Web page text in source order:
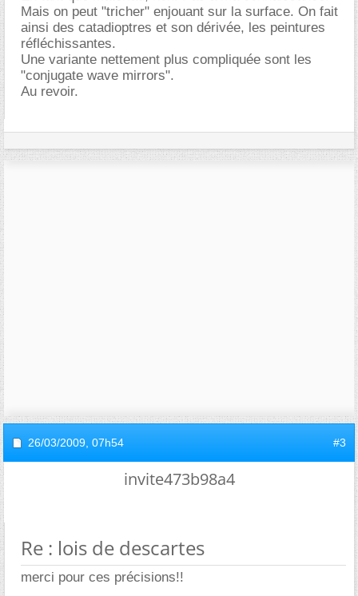
Mais on peut "tricher" enjouant sur la surface. On fait
ainsi des catadioptres et son dérivée, les peintures
réfléchissantes.
Une variante nettement plus compliquée sont les
"conjugate wave mirrors".
Au revoir.
26/03/2009, 07h54 #3
invite473b98a4
Re : lois de descartes
merci pour ces précisions!!